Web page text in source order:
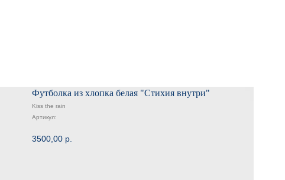
Футболка из хлопка белая "Стихия внутри"
Kiss the rain
Артикул:
3500,00 р.